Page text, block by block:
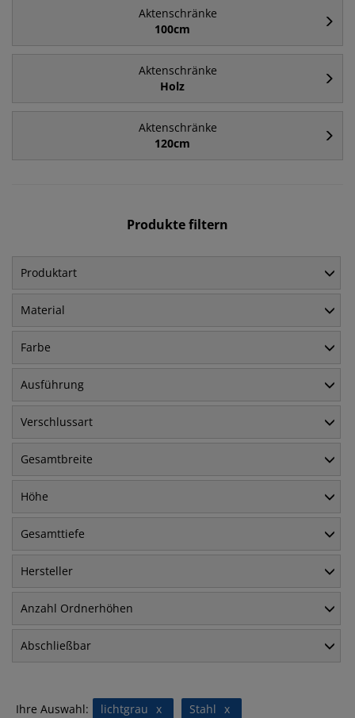
Aktenschränke
100cm
Aktenschränke
Holz
Aktenschränke
120cm
Produkte filtern
Produktart
Material
Farbe
Ausführung
Verschlussart
Gesamtbreite
Höhe
Gesamttiefe
Hersteller
Anzahl Ordnerhöhen
Abschließbar
Ihre Auswahl: x
lichtgrau x
Stahl